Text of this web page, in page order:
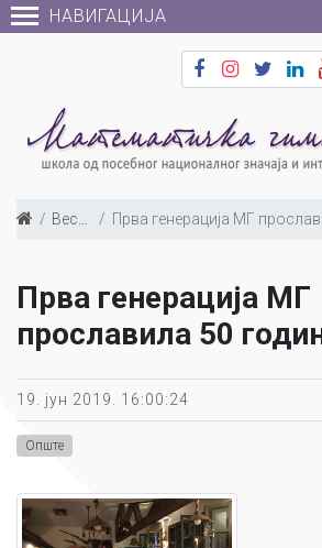
НАВИГАЦИЈА
Вести Прва генерација МГ
Прва генерација МГ
прославила 50
19. јун 2019. 16:00:24
Опште